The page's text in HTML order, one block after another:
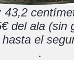
43,2
del ala (sin
el
.